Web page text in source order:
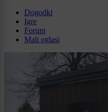
Dogodki
Igre
Forum
Mali oglasi